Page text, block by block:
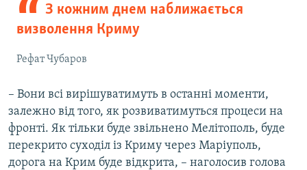
З кожним днем наближається
визволення Криму
Рефат Чубаров
– Вони всі вирішуватимуть в останні моменти,
залежно від того, як розвиватимуться процеси на
фронті. Як тільки буде звільнено Мелітополь, буде
перекрито суходіл із Криму через Маріуполь,
дорога на Крим буде відкрита, – наголосив голова